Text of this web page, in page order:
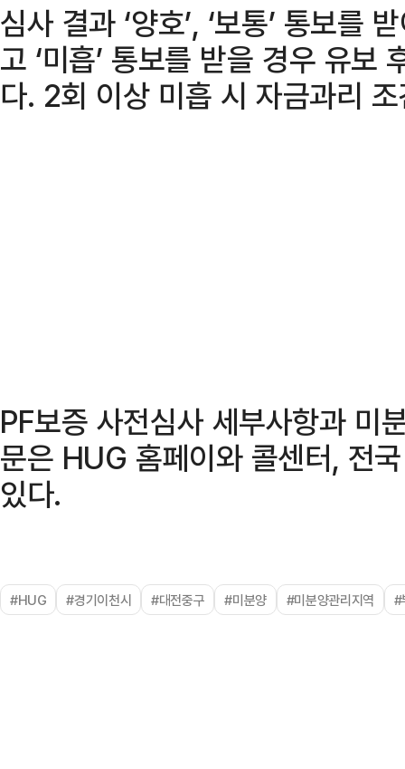
심사 결과 ‘양호’, ‘보통’ 통보를
고 ‘미흡’ 통보를 받을 경우 유보
다. 2회 이상 미흡 시 자금과리
PF보증 사전심사 세부사항과 미
문은 HUG 홈페이와 콜센터, 전
있다.
#HUG #경기이천시 #대전중구 #미분양 #미분양관리지역 #